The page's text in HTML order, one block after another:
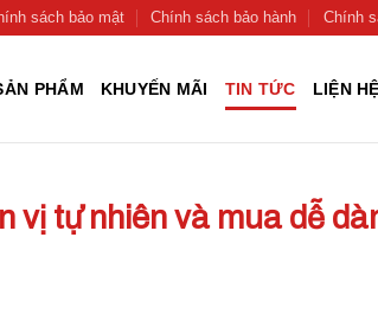
sách bảo mật Chính sách bảo hành Chính
PHẨM KHUYẾN MÃI TIN TỨC LIỆN
vị tự nhiên và mua dễ